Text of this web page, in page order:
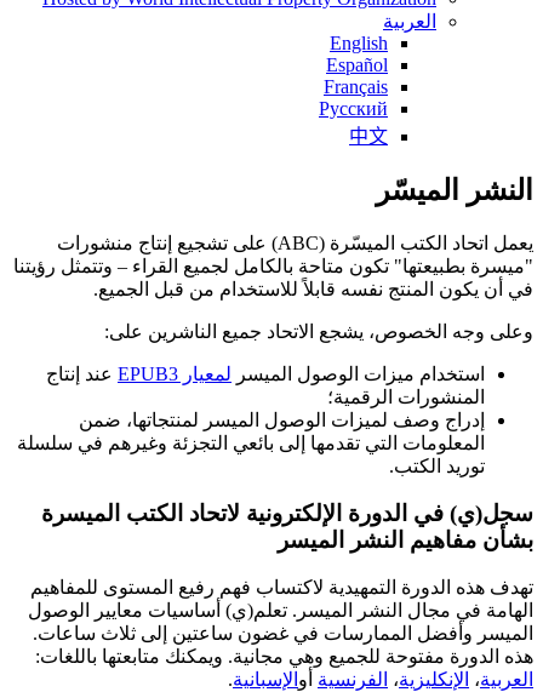
العربية
English
Español
Français
Русский
中文
النشر الميسّر
يعمل اتحاد الكتب الميسّرة (ABC) على تشجيع إنتاج منشورات
"ميسرة بطبيعتها" تكون متاحة بالكامل لجميع القراء – وتتمثل رؤيتنا
في أن يكون المنتج نفسه قابلاً للاستخدام من قبل الجميع.
وعلى وجه الخصوص، يشجع الاتحاد جميع الناشرين على:
استخدام ميزات الوصول الميسر لمعيار EPUB3
عند إنتاج
المنشورات الرقمية؛
إدراج وصف لميزات الوصول الميسر لمنتجاتها، ضمن
المعلومات التي تقدمها إلى بائعي التجزئة وغيرهم في سلسلة
توريد الكتب.
سجل(ي) في الدورة الإلكترونية لاتحاد الكتب الميسرة
بشأن مفاهيم النشر الميسر
تهدف هذه الدورة التمهيدية لاكتساب فهم رفيع المستوى للمفاهيم
الهامة في مجال النشر الميسر. تعلم(ي) أساسيات معايير الوصول
الميسر وأفضل الممارسات في غضون ساعتين إلى ثلاث ساعات.
هذه الدورة مفتوحة للجميع وهي مجانية. ويمكنك متابعتها باللغات:
العربية، الإنكليزية، الفرنسية أو الإسبانية.